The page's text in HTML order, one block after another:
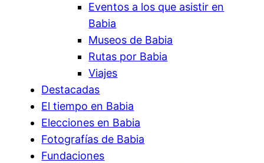
Eventos a los que asistir en
Babia
Museos de Babia
Rutas por Babia
Viajes
Destacadas
El tiempo en Babia
Elecciones en Babia
Fotografías de Babia
Fundaciones